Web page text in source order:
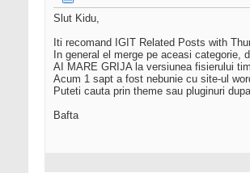
Slut Kidu,
Iti recomand IGIT Related Posts with
In general el merge pe aceasi categorie,
AI MARE GRIJA la versiunea fisierului
Acum 1 sapt a fost nebunie cu site-ul
Puteti cauta prin theme sau pluginuri
Bafta